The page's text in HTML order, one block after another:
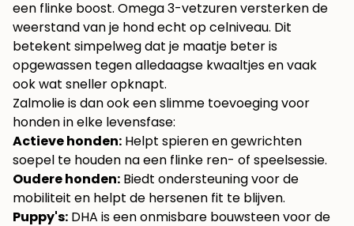
een flinke boost. Omega 3-vetzuren versterken de
weerstand van je hond echt op celniveau. Dit
betekent simpelweg dat je maatje beter is
opgewassen tegen alledaagse kwaaltjes en vaak
ook wat sneller opknapt.
Zalmolie is dan ook een slimme toevoeging voor
honden in elke levensfase:
Actieve honden: Helpt spieren en gewrichten
soepel te houden na een flinke ren- of speelsessie.
Oudere honden: Biedt ondersteuning voor de
mobiliteit en helpt de hersenen fit te blijven.
Puppy's: DHA is een onmisbare bouwsteen voor de